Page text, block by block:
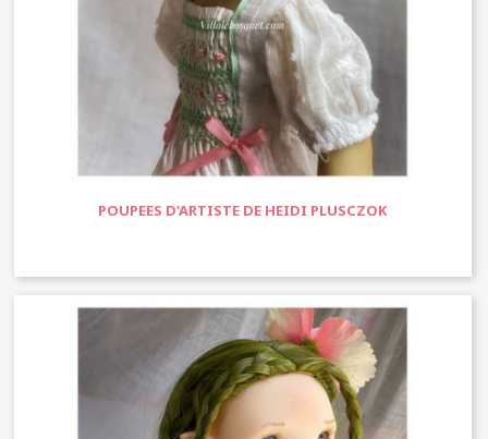
POUPEES D'ARTISTE DE HEIDI PLUSCZOK